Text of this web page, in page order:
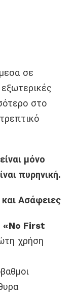
σε
στο
μόνο
πυρηνική.
Ασάφειες
«No First
χρήση